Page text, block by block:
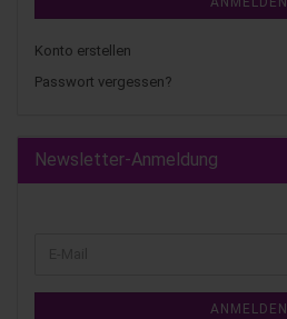
Konto erstellen
Passwort vergessen?
Newsletter-Anmeldung
ANMELDEN